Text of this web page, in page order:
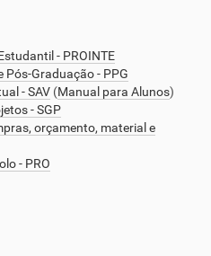
- PROINTE
Pós-Graduação - PPG
- SAV (Manual para Alunos)
- SGP
orçamento, material e
- PRO